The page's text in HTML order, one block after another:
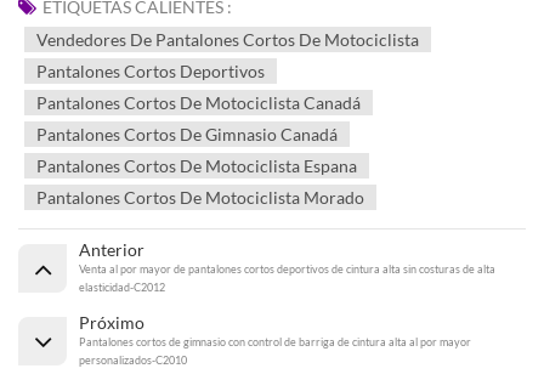
ETIQUETAS CALIENTES :
Vendedores De Pantalones Cortos De Motociclista
Pantalones Cortos Deportivos
Pantalones Cortos De Motociclista Canadá
Pantalones Cortos De Gimnasio Canadá
Pantalones Cortos De Motociclista Espana
Pantalones Cortos De Motociclista Morado
Anterior
Venta al por mayor de pantalones cortos deportivos de cintura alta sin costuras de alta
elasticidad-C2012
Próximo
Pantalones cortos de gimnasio con control de barriga de cintura alta al por mayor
personalizados-C2010